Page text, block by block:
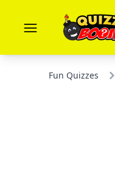
Fun Quizzes